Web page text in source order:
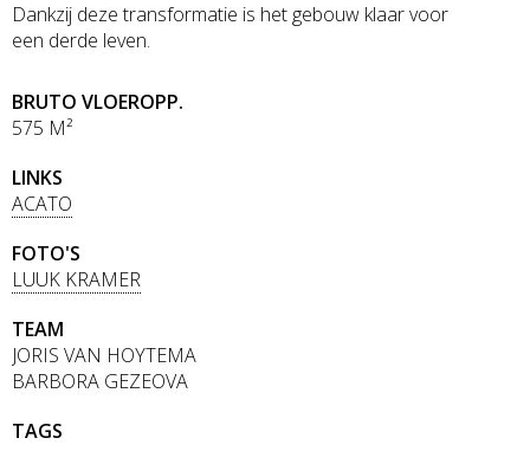
Dankzij deze transformatie is het gebouw klaar voor
een derde leven.
BRUTO VLOEROPP.
575 M²
LINKS
ACATO
FOTO'S
LUUK KRAMER
TEAM
JORIS VAN HOYTEMA
BARBORA GEZEOVA
TAGS